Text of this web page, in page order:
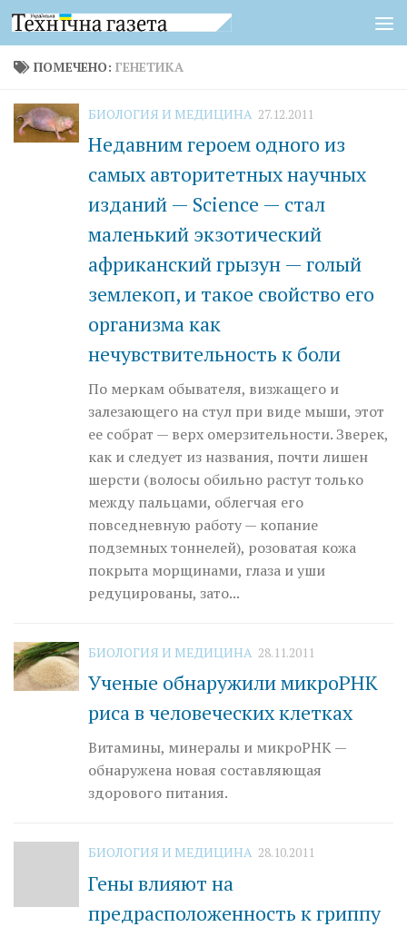
Перейти к содержимому
ПОМЕЧЕНО: ГЕНЕТИКА
БИОЛОГИЯ И МЕДИЦИНА 27.12.2011
Недавним героем одного из
самых авторитетных научных
изданий — Science — стал
маленький экзотический
африканский грызун — голый
землекоп, и такое свойство его
организма как
нечувствительность к боли
По меркам обывателя, визжащего и
залезающего на стул при виде мыши, этот
ее собрат — верх омерзительности. Зверек,
как и следует из названия, почти лишен
шерсти (волосы обильно растут только
между пальцами, облегчая его
повседневную работу — копание
подземных тоннелей), розоватая кожа
покрыта морщинами, глаза и уши
редуцированы, зато...
БИОЛОГИЯ И МЕДИЦИНА 28.11.2011
Ученые обнаружили микроРНК
риса в человеческих клетках
Витамины, минералы и микроРНК —
обнаружена новая составляющая
здорового питания.
БИОЛОГИЯ И МЕДИЦИНА 28.10.2011
Гены влияют на
предрасположенность к гриппу